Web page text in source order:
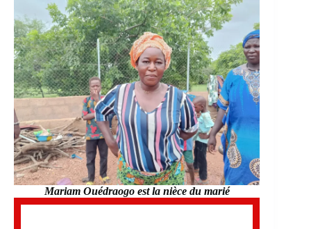
Mariam Ouédraogo est la nièce du marié